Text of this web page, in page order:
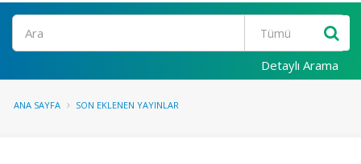
Ara
Detaylı Arama
ANA SAYFA SON EKLENEN YAYINLAR